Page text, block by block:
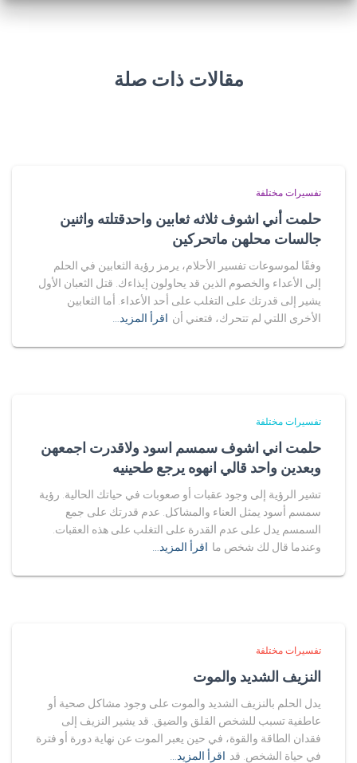
مقالات ذات صلة
تفسيرات مختلفة
حلمت أني اشوف ثلاثه ثعابين واحدقتلته واثنين
جالسات محلهن ماتحركين
وفقًا لموسوعات تفسير الأحلام، يرمز رؤية الثعابين في الحلم
إلى الأعداء والخصوم الذين قد يحاولون إيذاءك. قتل الثعبان الأول
يشير إلى قدرتك على التغلب على أحد الأعداء. أما الثعابين
الأخرى اللتي لم تتحرك، فتعني أن اقرأ المزيد…
تفسيرات مختلفة
حلمت اني اشوف سمسم اسود ولاقدرت اجمعهن
وبعدين واحد قالي انهوه يرجع طحينيه
تشير الرؤية إلى وجود عقبات أو صعوبات في حياتك الحالية. رؤية
سمسم أسود يمثل العناء والمشاكل. عدم قدرتك على جمع
السمسم يدل على عدم القدرة على التغلب على هذه العقبات.
وعندما قال لك شخص ما اقرأ المزيد…
تفسيرات مختلفة
النزيف الشديد والموت
يدل الحلم بالنزيف الشديد والموت على وجود مشاكل صحية أو
عاطفية تسبب للشخص القلق والضيق. قد يشير النزيف إلى
فقدان الطاقة والقوة، في حين يعبر الموت عن نهاية دورة أو فترة
في حياة الشخص. قد اقرأ المزيد…